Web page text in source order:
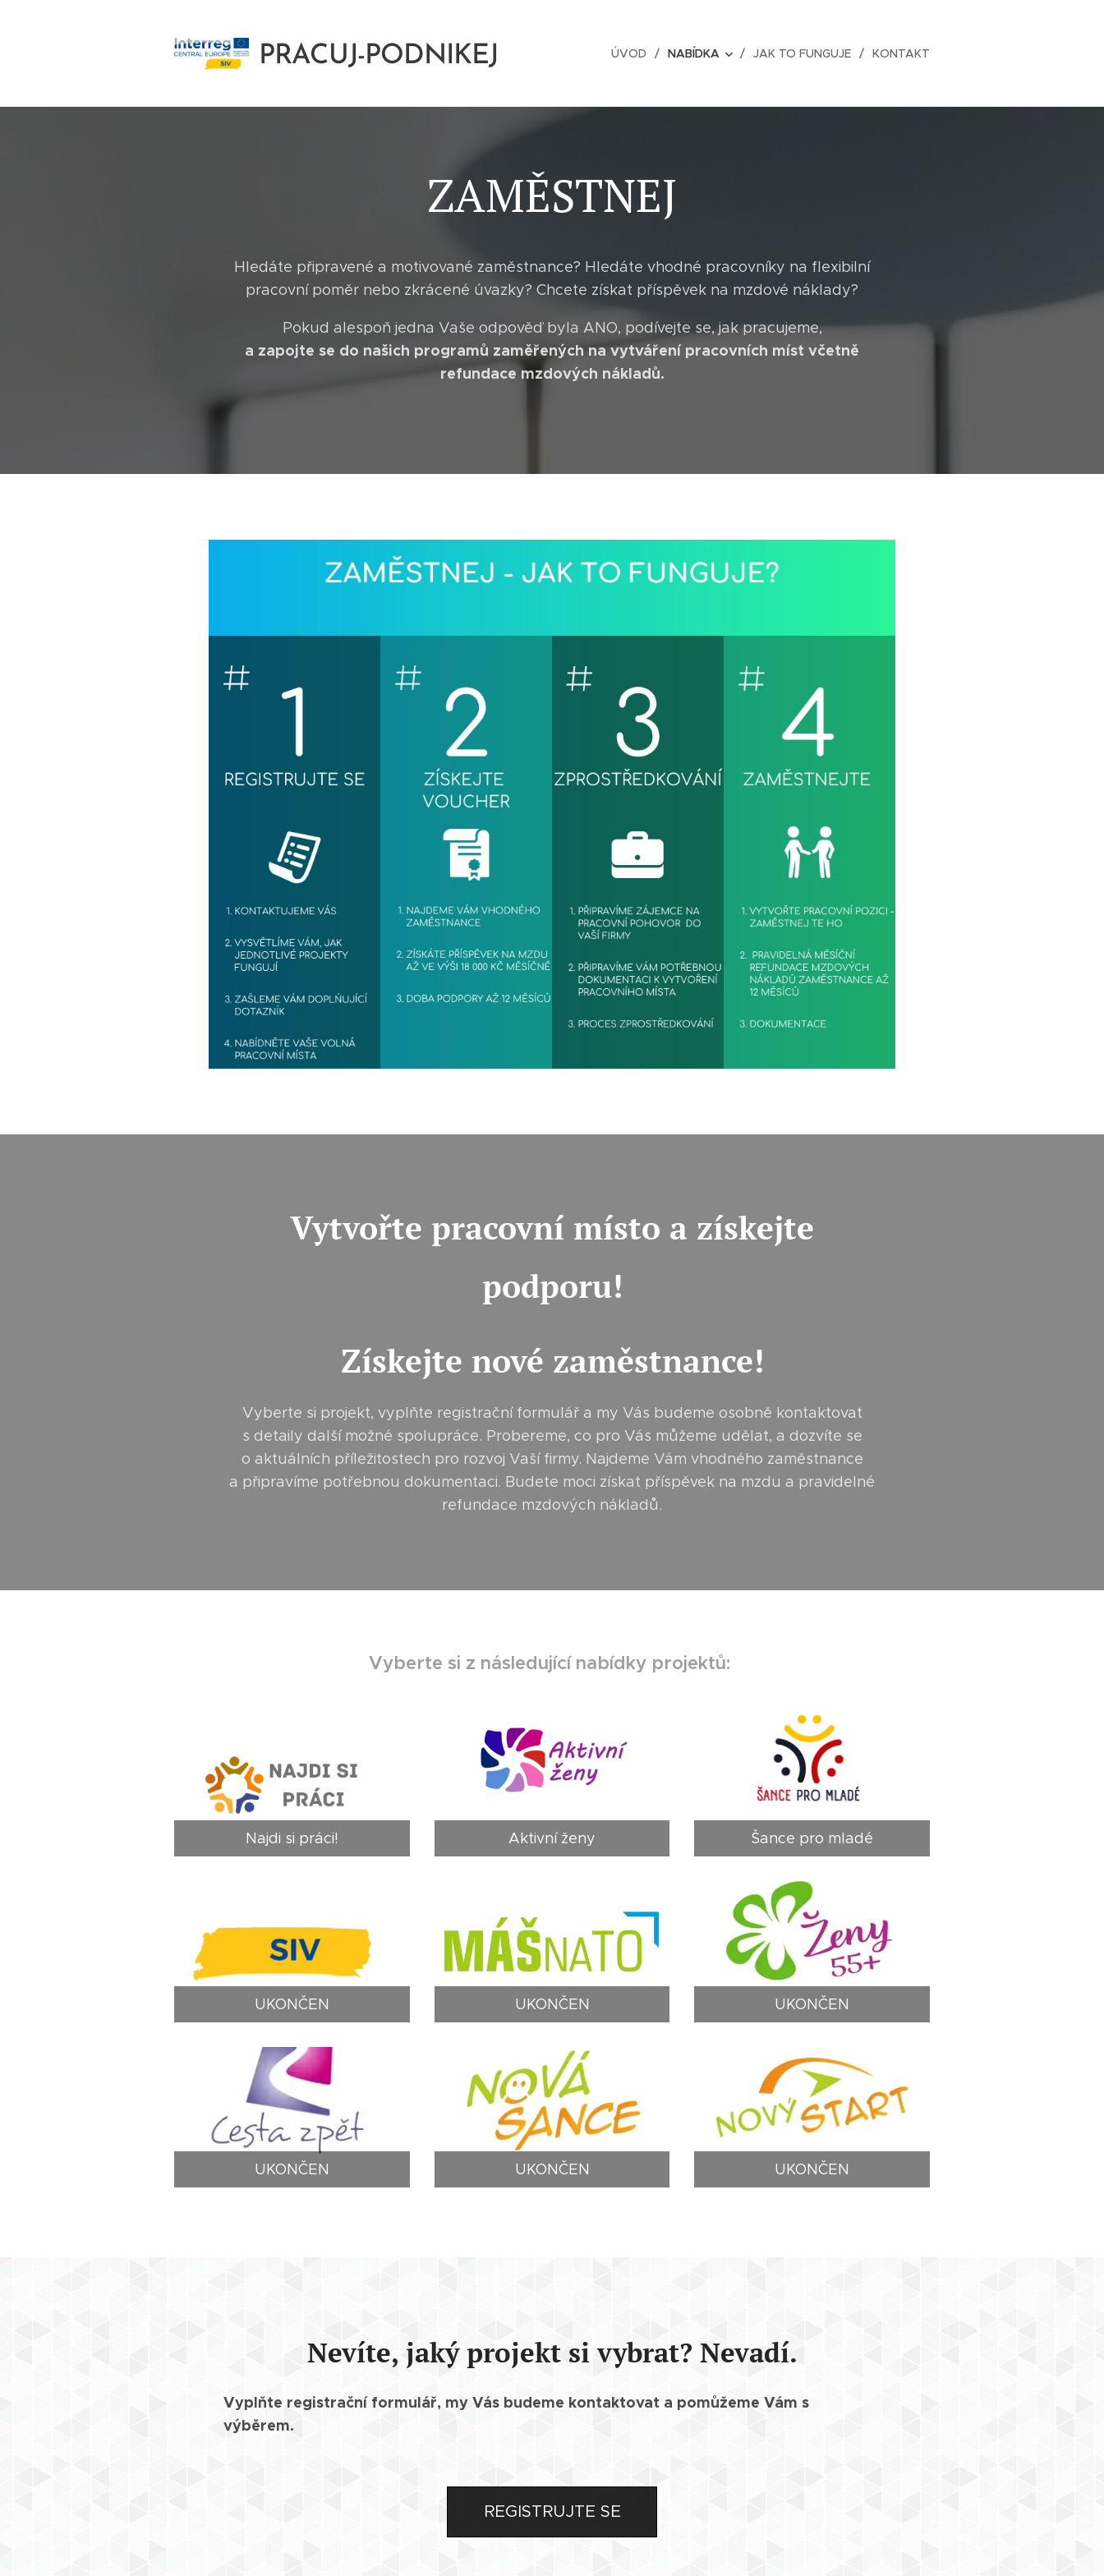
PRACUJ-PODNIKEJ
ÚVOD NABÍDKA JAK TO FUNGUJE KONTAKT
ZAMĚSTNEJ
Hledáte připravené a motivované zaměstnance? Hledáte vhodné pracovníky na flexibilní
pracovní poměr nebo zkrácené úvazky? Chcete získat příspěvek na mzdové náklady?
Pokud alespoň jedna Vaše odpověď byla ANO, podívejte se, jak pracujeme,
a zapojte se do našich programů zaměřených na vytváření pracovních míst včetně
refundace mzdových nákladů.
Vytvořte pracovní místo a získejte
podporu!
Získejte nové zaměstnance!
Vyberte si projekt, vyplňte registrační formulář a my Vás budeme osobně kontaktovat
s detaily další možné spolupráce. Probereme, co pro Vás můžeme udělat, a dozvíte se
o aktuálních příležitostech pro rozvoj Vaší firmy. Najdeme Vám vhodného zaměstnance
a připravíme potřebnou dokumentaci. Budete moci získat příspěvek na mzdu a pravidelné
refundace mzdových nákladů.
Vyberte si z následující nabídky projektů:
Najdi si práci! Aktivní ženy Šance pro mladé
UKONČEN UKONČEN UKONČEN
UKONČEN UKONČEN UKONČEN
Nevíte, jaký projekt si vybrat? Nevadí.
Vyplňte registrační formulář, my Vás budeme kontaktovat a pomůžeme Vám s
výběrem.
REGISTRUJTE SE